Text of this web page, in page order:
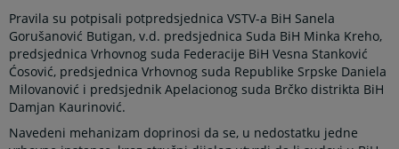
Pravila su potpisali potpredsjednica VSTV-a BiH Sanela
Gorušanović Butigan, v.d. predsjednica Suda BiH Minka Kreho,
predsjednica Vrhovnog suda Federacije BiH Vesna Stanković
Ćosović, predsjednica Vrhovnog suda Republike Srpske Daniela
Milovanović i predsjednik Apelacionog suda Brčko distrikta BiH
Damjan Kaurinović.
Navedeni mehanizam doprinosi da se, u nedostatku jedne